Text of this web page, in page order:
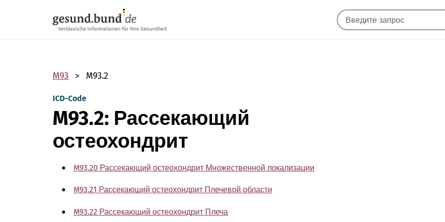
M93 M93.2
ICD-Code
M93.2: Рассекающий
остеохондрит
M93.20 Рассекающий остеохондрит Множественной локализации
M93.21 Рассекающий остеохондрит Плечевой области
M93.22 Рассекающий остеохондрит Плеча